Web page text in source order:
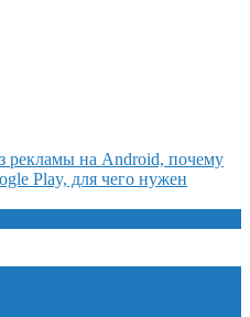
рекламы на Android, почему
Play, для чего нужен